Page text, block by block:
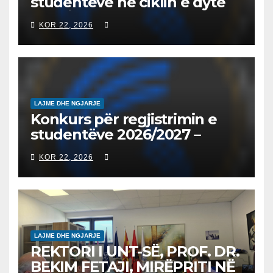
2026/2027 – Конкурс за
запишување на студенти
на втор циклус студии за
2026/2027
KOR 22, 2026
LAJME DHE NGJARJE
Konkurs për regjistrimin e
studentëve 2026/2027 –
Конкурс за запишување на
студенти за 2026/2027
KOR 22, 2026
LAJME DHE NGJARJE
REKTORI I UNT-SË, PROF. DR.
BEKIM FETAJI, MIRËPRITI NË